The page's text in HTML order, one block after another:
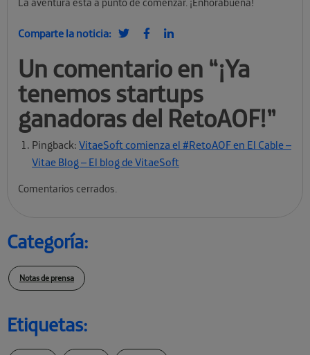
Comparte la noticia:
Un comentario en “¡Ya
tenemos startups
ganadoras del RetoAOF!”
Pingback: VitaeSoft comienza el #RetoAOF en El Cable –
Vitae Blog – El blog de VitaeSoft
Comentarios cerrados.
Categoría:
Notas de prensa
Etiquetas: